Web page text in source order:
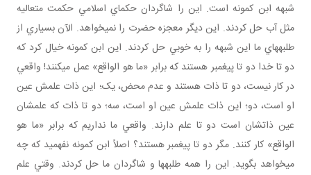
شبهه ابن کمونه است. اين را شاگردان حکماي اسلامي حکمت متعاليه
مثل آب حل کردند. اين ديگر معجزه حضرت را نمي خواهد. الآن بسياري از
طلبه هاي ما اين شبهه را به خوبي حل کردند. اين ابن کمونه خيال کرد که
دو تا خدا دو تا پيغمبر هستند که برابر «ما هو الواقع» عمل می­کنند! واقعي
در کار نيست، دو تا ذات هستند و عدم محض، يک؛ اين ذات علمش عين
او است، دو؛ اين ذات علمش عين او است، سه؛ دو تا ذات که علمشان
عين ذاتشان است دو تا علم دارند. واقعي ما نداريم که برابر «ما هو
الواقع» کار کنند. مگر دو تا پيغمبر هستند؟ اصلاً ابن کمونه نفهميد که چه
مي خواهد بگويد. اين را همه طلبه ها و شاگردان ما حل کردند. وقتي علم